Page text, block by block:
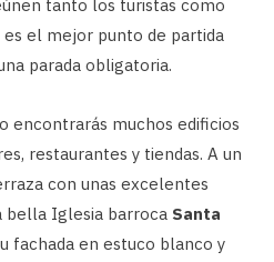
tanto los turistas como
es el mejor punto de partida
parada obligatoria.
encontrarás muchos edificios
restaurantes y tiendas. A un
con unas excelentes
bella Iglesia barroca Santa
fachada en estuco blanco y